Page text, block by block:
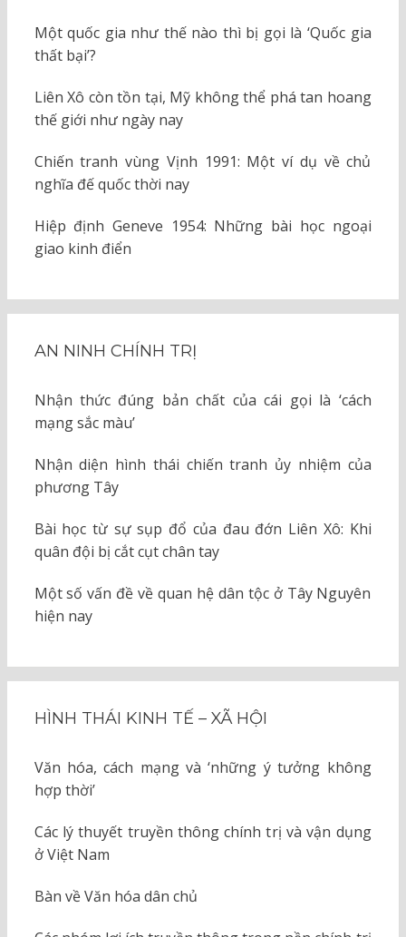
Một quốc gia như thế nào thì bị gọi là ‘Quốc gia
thất bại’?
Liên Xô còn tồn tại, Mỹ không thể phá tan hoang
thế giới như ngày nay
Chiến tranh vùng Vịnh 1991: Một ví dụ về chủ
nghĩa đế quốc thời nay
Hiệp định Geneve 1954: Những bài học ngoại
giao kinh điển
AN NINH CHÍNH TRỊ
Nhận thức đúng bản chất của cái gọi là ‘cách
mạng sắc màu’
Nhận diện hình thái chiến tranh ủy nhiệm của
phương Tây
Bài học từ sự sụp đổ của đau đớn Liên Xô: Khi
quân đội bị cắt cụt chân tay
Một số vấn đề về quan hệ dân tộc ở Tây Nguyên
hiện nay
HÌNH THÁI KINH TẾ – XÃ HỘI
Văn hóa, cách mạng và ‘những ý tưởng không
hợp thời’
Các lý thuyết truyền thông chính trị và vận dụng
ở Việt Nam
Bàn về Văn hóa dân chủ